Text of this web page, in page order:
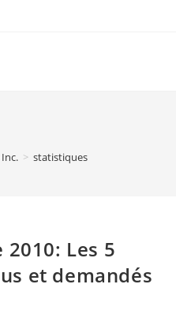
> statistiques
2010: Les 5
et demandés